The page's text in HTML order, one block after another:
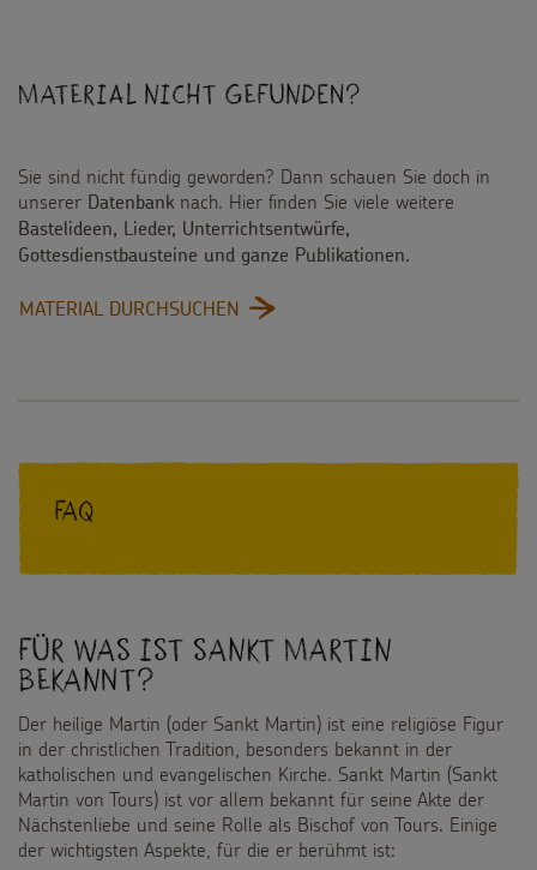
Material nicht gefunden?
Sie sind nicht fündig geworden? Dann schauen Sie doch in
unserer
Datenbank nach. Hier finden Sie viele weitere
Bastelideen, Lieder, Unterrichtsentwürfe,
Gottesdienstbausteine und ganze Publikationen.
MATERIAL DURCHSUCHEN
FAQ
Für was ist Sankt Martin
bekannt?
Der heilige Martin (oder Sankt Martin) ist eine religiöse Figur
in der christlichen Tradition, besonders bekannt in der
katholischen und evangelischen Kirche. Sankt Martin (Sankt
Martin von Tours) ist vor allem bekannt für seine Akte der
Nächstenliebe und seine Rolle als Bischof von Tours. Einige
der wichtigsten Aspekte, für die er berühmt ist: